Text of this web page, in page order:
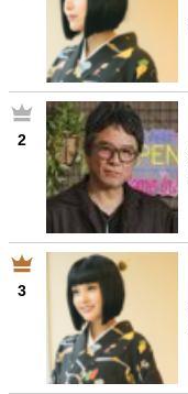
2
3